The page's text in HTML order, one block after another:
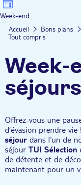
Week-end
Accueil Bons plans
Tout compris
Week-
séjours
Offrez-vous une
d’évasion prendre vie
séjour dans l'un de
séjour TUI Sélection
de détente et de
maintenant pour un